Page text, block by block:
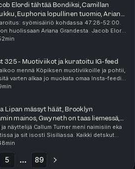
Elordi tähtää Bondiksi, Camillan
Euphoria lopullinen tuomio, Ariana
bänksitsyömisäiriö kohdassa 47:28-52:00.
huolissaan Ariana Grandesta. Jacob Elordi
ehdokas seuraavaksi James Bondiksi, ja
325 - Muotiviikot ja kuratoitu IG-feed
mennä Köpiksen muotiviikoille ja pohtii,
varten alkaa jo muokata omaa Insta-feediä
Raya on jättänyt syvät traumat! Minicast
Lipan mässyt häät, Brooklyn
mainos, Gwyneth on taas liemessä,
ja näyttelijä Callum Turner meni naimisiin eka
ja sit isosti Sisiliassa. Kaikki detskut
Lukuisat asut, menut ja vieraslista.
perheen musta lammas, e...
5 89